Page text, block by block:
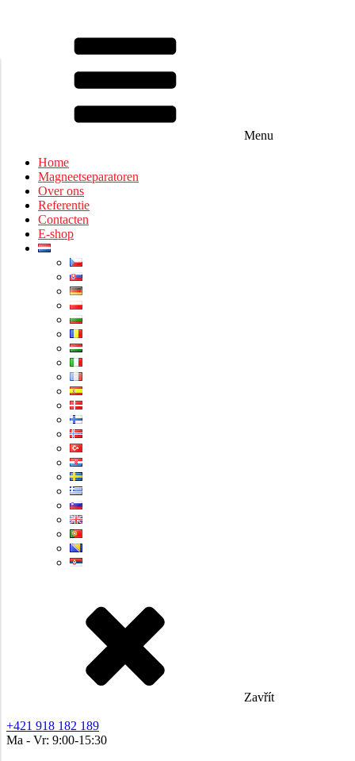
Menu
Home
Magneetseparatoren
Over ons
Referentie
Contacten
E-shop
Zavřít
+421 918 182 189
Ma - Vr: 9:00-15:30